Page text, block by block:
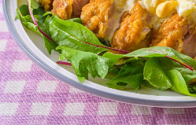
みりん風・料理酒
つゆ
ブランド・スペシャルサイト トッ
商品ブランドサイト
Fibee（ファイビー）
くらしプラ酢
企業情報
国内事業概要